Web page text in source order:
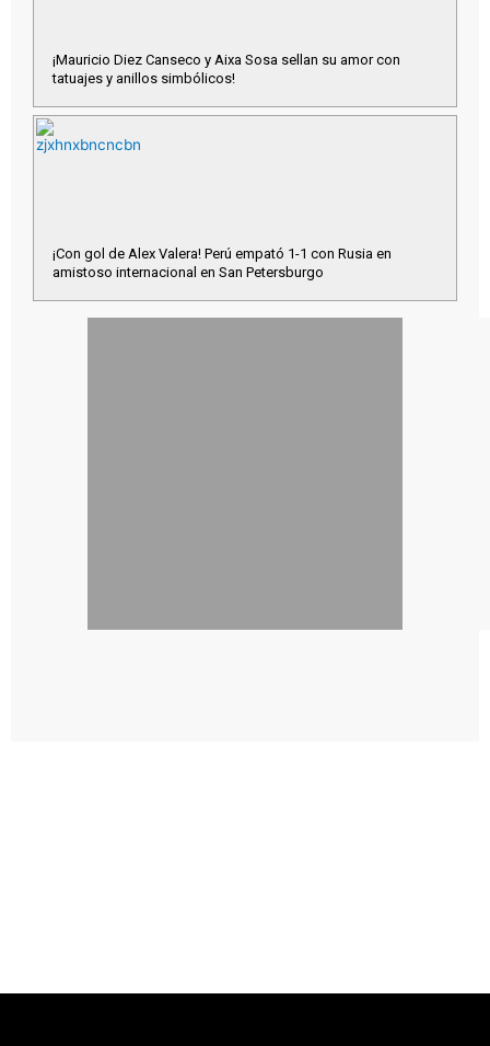
¡Mauricio Diez Canseco y Aixa Sosa sellan su amor con
tatuajes y anillos simbólicos!
¡Con gol de Alex Valera! Perú empató 1-1 con Rusia en
amistoso internacional en San Petersburgo